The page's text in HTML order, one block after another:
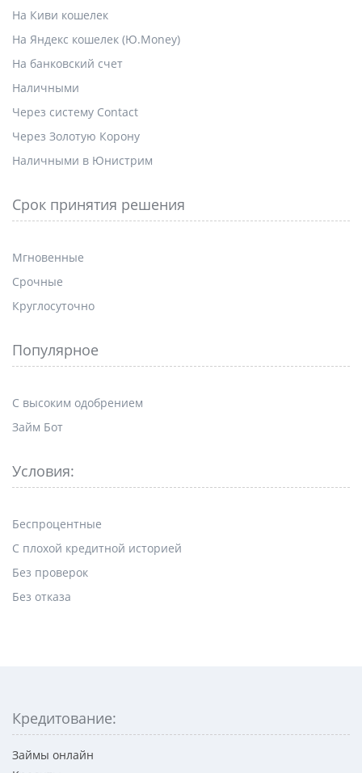
На Киви кошелек
На Яндекс кошелек (Ю.Money)
На банковский счет
Наличными
Через систему Contact
Через Золотую Корону
Наличными в Юнистрим
Срок принятия решения
Мгновенные
Срочные
Круглосуточно
Популярное
С высоким одобрением
Займ Бот
Условия:
Беспроцентные
С плохой кредитной историей
Без проверок
Без отказа
Кредитование:
Займы онлайн